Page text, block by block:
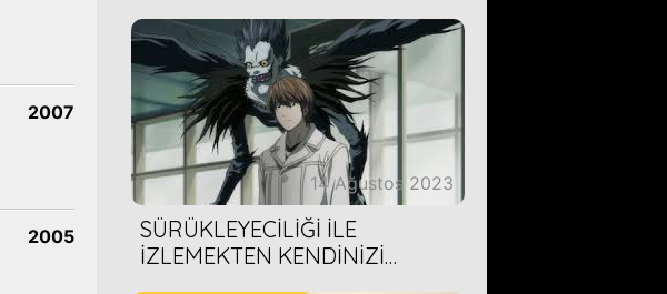
2007
2005
14 Ağustos 2023
SÜRÜKLEYECİLİĞİ İLE
İZLEMEKTEN KENDİNİZİ